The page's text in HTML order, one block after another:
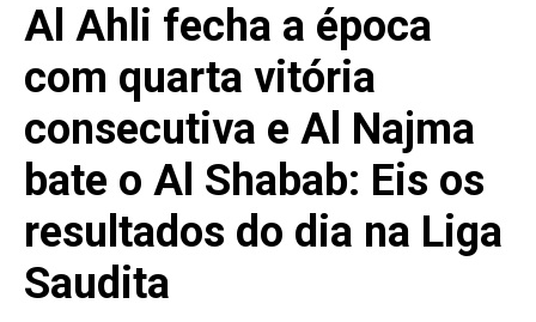
Al Ahli fecha a época
com quarta vitória
consecutiva e Al Najma
bate o Al Shabab: Eis os
resultados do dia na Liga
Saudita